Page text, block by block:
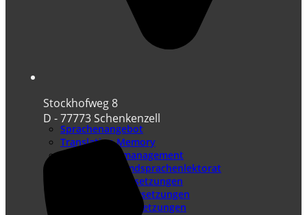
Sprachenangebot
Translation Memory
Terminologiemanagement
Lektorat – Fremdsprachenlektorat
Juristische Übersetzungen
Beglaubigte Übersetzungen
Technische Übersetzungen
Stockhofweg 8
D - 77773 Schenkenzell